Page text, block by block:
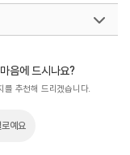
음에 드시나요?
를 추천해 드리겠습니다.
로예요